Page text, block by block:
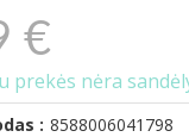
€
prekės nėra
: 8588006041798